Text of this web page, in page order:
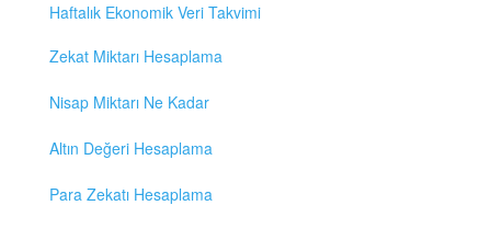
Haftalık Ekonomik Veri Takvimi
Zekat Miktarı Hesaplama
Nisap Miktarı Ne Kadar
Altın Değeri Hesaplama
Para Zekatı Hesaplama